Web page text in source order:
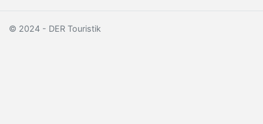
© 2024 - DER Touristik